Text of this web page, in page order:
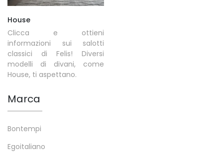
House
Clicca e ottieni
informazioni sui salotti
classici di Felis! Diversi
modelli di divani, come
House, ti aspettano.
Marca
Bontempi
Egoitaliano